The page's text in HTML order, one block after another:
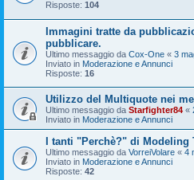
Risposte: 104
Immagini tratte da
pubblicare.
Ultimo messaggio da Cox-One « 3
Inviato in Moderazione e Annunci
Risposte: 16
Utilizzo del Multiquote nei
Ultimo messaggio da Starfighter84 «
Inviato in Moderazione e Annunci
I tanti "Perchè?" di Modeling
Ultimo messaggio da VorreiVolare « 4
Inviato in Moderazione e Annunci
Risposte: 42